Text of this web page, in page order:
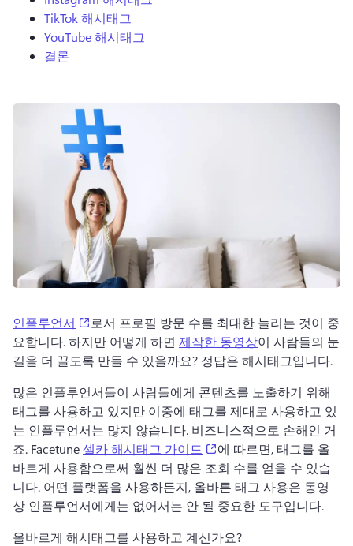
로그인
TikTok 해시태그
YouTube 해시태그
결론
인플루언서 (opens in a new tab)
로서 프로필 방문 수를 최대한 늘리는 것이 중
요합니다. 하지만 어떻게 하면 제작한 동영상이 사람들의 눈
길을 더 끌도록 만들 수 있을까요? 정답은 해시태그입니다.
많은 인플루언서들이 사람들에게 콘텐츠를 노출하기 위해
태그를 사용하고 있지만 이중에 태그를 제대로 사용하고 있
는 인플루언서는 많지 않습니다. 비즈니스적으로 손해인 거
죠. Facetune 셀카 해시태그 가이드 (opens in a new tab)
에 따르면, 태그를 올
바르게 사용함으로써 훨씬 더 많은 조회 수를 얻을 수 있습
니다. 어떤 플랫폼을 사용하든지, 올바른 태그 사용은 동영
상 인플루언서에게는 없어서는 안 될 중요한 도구입니다.
올바르게 해시태그를 사용하고 계신가요?